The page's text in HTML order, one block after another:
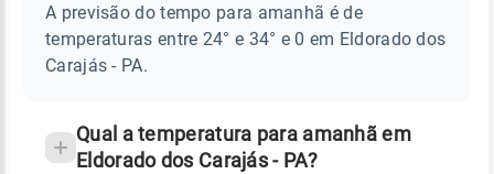
ELDORADO
CARAJÁS
sobre
chuva
A previsão do tempo para amanhã é de
temperaturas entre 24° e 34° e 0 em Eldorado dos
Carajás - PA.
Qual a temperatura para amanhã em
Eldorado dos Carajás - PA?